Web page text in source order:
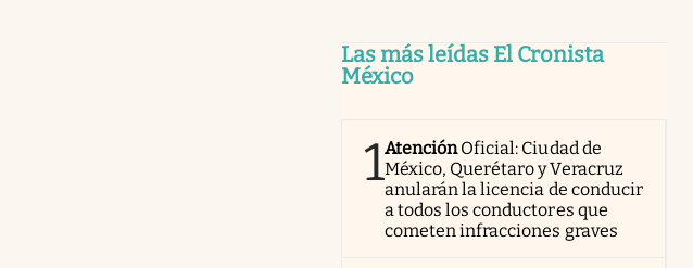
Las más leídas El Cronista
México
1AtenciónOficial: Ciudad de
México, Querétaro y Veracruz
anularán la licencia de conducir
a todos los conductores que
cometen infracciones graves